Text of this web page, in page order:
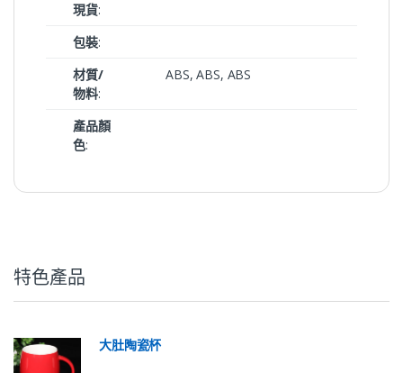
現貨:
包裝:
材質/
物料:
ABS, ABS, ABS
產品顏
色:
特色產品
大肚陶瓷杯